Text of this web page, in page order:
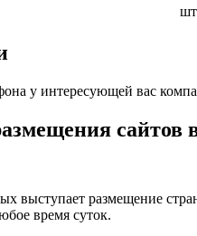
шт
у интересующей вас
выступает размещение
время суток.